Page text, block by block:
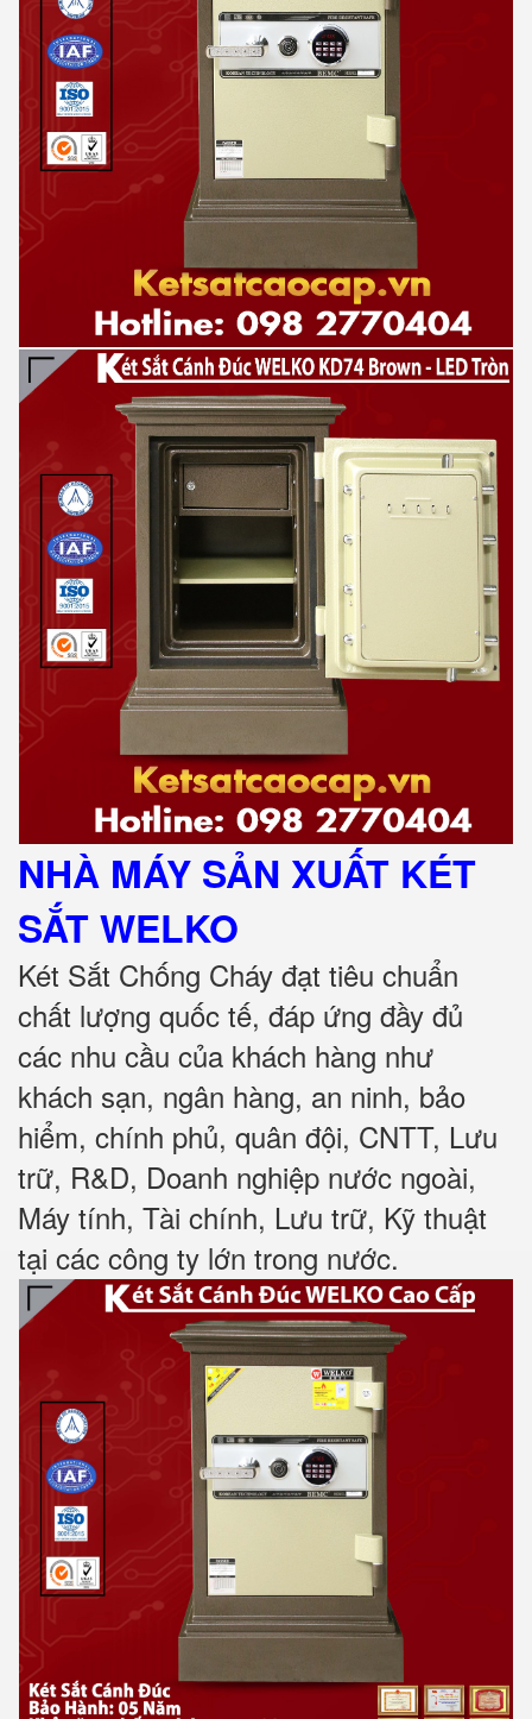
NHÀ MÁY SẢN XUẤT KÉT
SẮTWELKO
Két Sắt Chống Cháy đạt tiêu chuẩn
chất lượng quốc tế, đáp ứng đầy đủ
các nhu cầu của khách hàng như
khách sạn, ngân hàng, an ninh, bảo
hiểm, chính phủ, quân đội, CNTT, Lưu
trữ, R&D, Doanh nghiệp nước ngoài,
Máy tính, Tài chính, Lưu trữ, Kỹ thuật
tại các công ty lớn trong nước.